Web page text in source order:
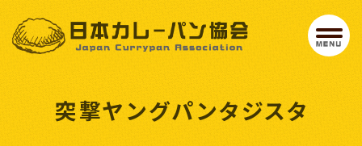
突撃ヤングパンタジスタ